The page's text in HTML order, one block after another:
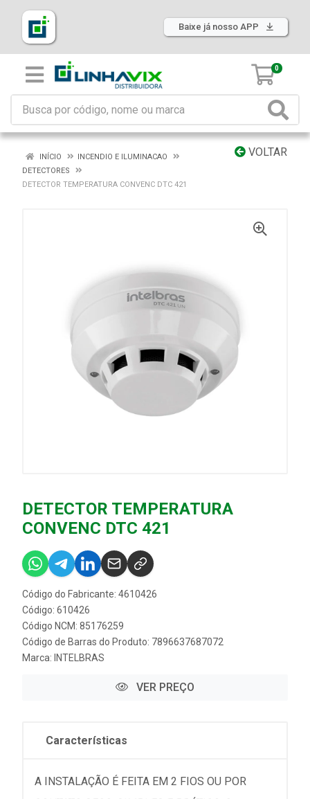
Baixe já nosso APP
0
VOLTAR
INÍCIO
INCENDIO E ILUMINACAO
DETECTORES
DETECTOR TEMPERATURA CONVENC DTC 421
DETECTOR TEMPERATURA
CONVENC DTC 421
Código do Fabricante: 4610426
Código: 610426
Código NCM: 85176259
Código de Barras do Produto: 7896637687072
Marca: INTELBRAS
VER PREÇO
Características
A INSTALAÇÃO É FEITA EM 2 FIOS OU POR